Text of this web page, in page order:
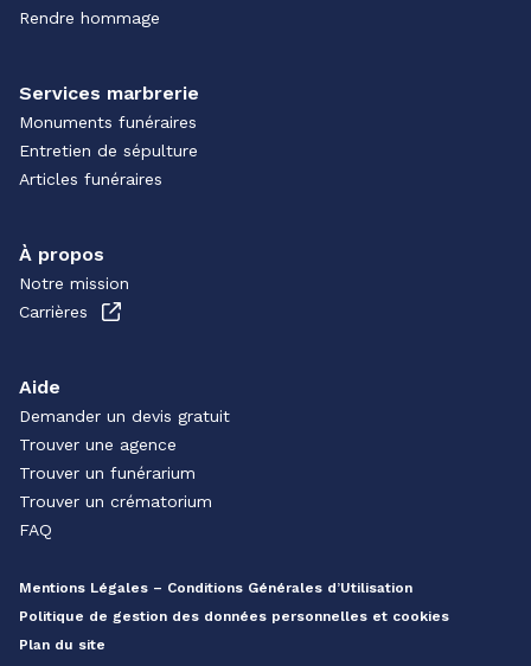
Rendre hommage
Services marbrerie
Monuments funéraires
Entretien de sépulture
Articles funéraires
À propos
Notre mission
Carrières
Aide
Demander un devis gratuit
Trouver une agence
Trouver un funérarium
Trouver un crématorium
FAQ
Mentions Légales – Conditions Générales d’Utilisation
Politique de gestion des données personnelles et cookies
Plan du site